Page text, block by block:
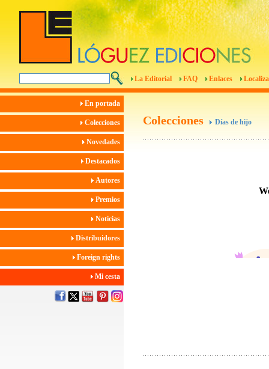
La Editorial FAQ Enlaces
En portada
Colecciones
Novedades
Destacados
Autores
Premios
Noticias
Distribuidores
Foreign rights
Mi cesta
Colecciones Días de hijo